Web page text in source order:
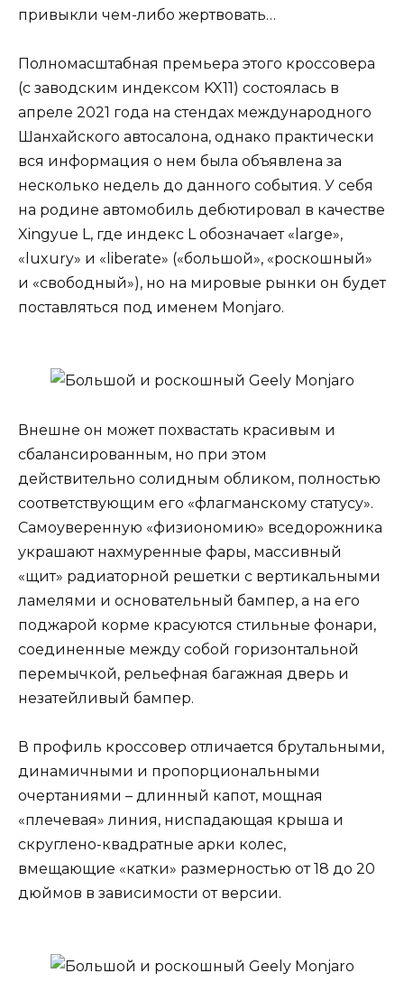
привыкли чем-либо жертвовать…
Полномасштабная премьера этого кроссовера
(с заводским индексом KX11) состоялась в
апреле 2021 года на стендах международного
Шанхайского автосалона, однако практически
вся информация о нем была объявлена за
несколько недель до данного события. У себя
на родине автомобиль дебютировал в качестве
Xingyue L, где индекс L обозначает «large»,
«luxury» и «liberate» («большой», «роскошный»
и «свободный»), но на мировые рынки он будет
поставляться под именем Monjaro.
Внешне он может похвастать красивым и
сбалансированным, но при этом
действительно солидным обликом, полностью
соответствующим его «флагманскому статусу».
Самоуверенную «физиономию» вседорожника
украшают нахмуренные фары, массивный
«щит» радиаторной решетки с вертикальными
ламелями и основательный бампер, а на его
поджарой корме красуются стильные фонари,
соединенные между собой горизонтальной
перемычкой, рельефная багажная дверь и
незатейливый бампер.
В профиль кроссовер отличается брутальными,
динамичными и пропорциональными
очертаниями – длинный капот, мощная
«плечевая» линия, ниспадающая крыша и
скруглено-квадратные арки колес,
вмещающие «катки» размерностью от 18 до 20
дюймов в зависимости от версии.